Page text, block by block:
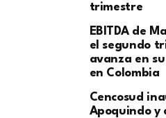
trimestre
EBITDA de
el segundo
avanza en
en Colombia
Cencosud
Apoquindo y